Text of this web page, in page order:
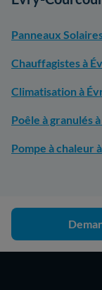
Panneaux
Chauffagistes à
Climatisation à
Poêle à granulés
Pompe à chaleur